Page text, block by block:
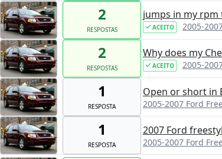
2
RESPOSTAS
jumps in my rpm
ACEITO 2005-
2
RESPOSTAS
Why does my
ACEITO 2005-
1
RESPOSTA
Open or short in
2005-2007 Ford
1
RESPOSTA
2007 Ford
2005-2007 Ford